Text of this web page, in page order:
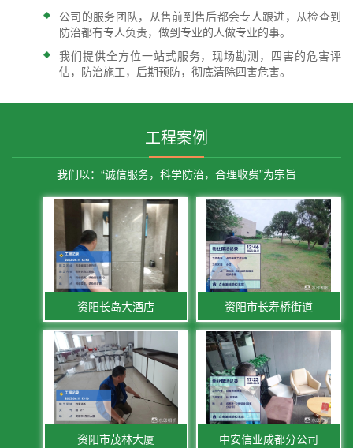
公司的服务团队，从售前到售后都会专人跟进，从检查到
防治都有专人负责，做到专业的人做专业的事。
我们提供全方位一站式服务，现场勘测，四害的危害评
估，防治施工，后期预防，彻底清除四害危害。
工程案例
我们以：“诚信服务，科学防治，合理收费”为宗旨
资阳长岛大酒店 资阳市长寿桥街道
资阳市茂林大厦 中安信业成都分公司